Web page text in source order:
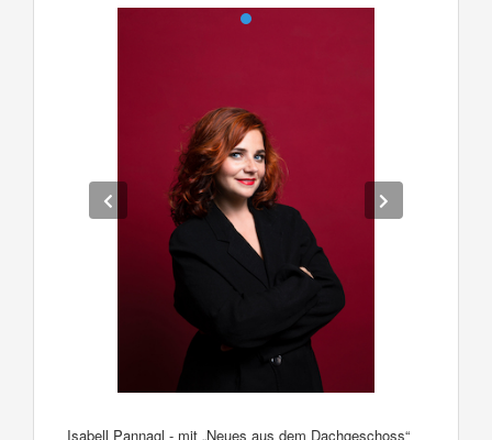
Isabell Pannagl - mit „Neues aus dem Dachgeschoss“